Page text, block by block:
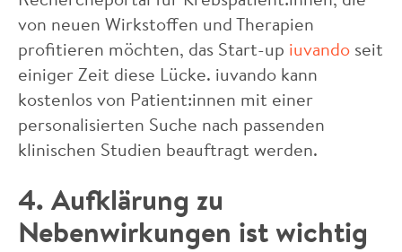
von neuen Wirkstoffen und Therapien
profitieren möchten, das Start-up iuvando seit
einiger Zeit diese Lücke. iuvando kann
kostenlos von Patient:innen mit einer
personalisierten Suche nach passenden
klinischen Studien beauftragt werden.
4. Aufklärung zu
Nebenwirkungen ist wichtig